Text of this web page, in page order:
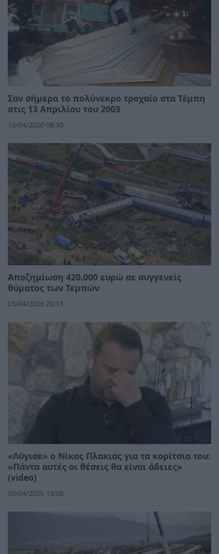
Σαν σήμερα το πολύνεκρο τροχαίο στα Τέμπη
στις 13 Απριλίου του 2003
13/04/2026 08:30
Αποζημίωση 420.000 ευρώ σε συγγενείς
θύματος των Τεμπών
05/04/2026 20:15
«Λύγισε» ο Νίκος Πλακιάς για τα κορίτσια του:
«Πάντα αυτές οι θέσεις θα είναι άδειες»
(video)
05/04/2026 19:08